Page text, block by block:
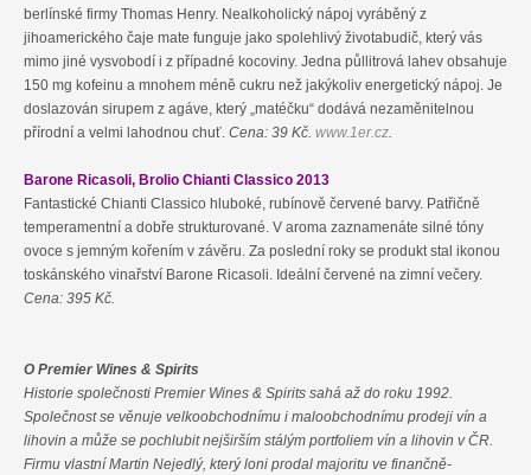
berlínské firmy Thomas Henry. Nealkoholický nápoj vyráběný z
jihoamerického čaje mate funguje jako spolehlivý životabudič, který vás
mimo jiné vysvobodí i z případné kocoviny. Jedna půllitrová lahev obsahuje
150 mg kofeinu a mnohem méně cukru než jakýkoliv energetický nápoj. Je
doslazován sirupem z agáve, který „matéčku“ dodává nezaměnitelnou
přírodní a velmi lahodnou chuť. Cena: 39 Kč. www.1er.cz
Barone Ricasoli, Brolio Chianti Classico 2013
Fantastické Chianti Classico hluboké, rubínově červené barvy. Patřičně
temperamentní a dobře strukturované. V aroma zaznamenáte silné tóny
ovoce s jemným kořením v závěru. Za poslední roky se produkt stal ikonou
toskánského vinařství Barone Ricasoli. Ideální červené na zimní večery.
Cena: 395 Kč.
O Premier Wines & Spirits
Historie společnosti Premier Wines & Spirits sahá až do roku 1992.
Společnost se věnuje velkoobchodnímu i maloobchodnímu prodeji vín a
lihovin a může se pochlubit nejširším stálým portfoliem vín a lihovin v ČR.
Firmu vlastní Martin Nejedlý, který loni prodal majoritu ve finančně-